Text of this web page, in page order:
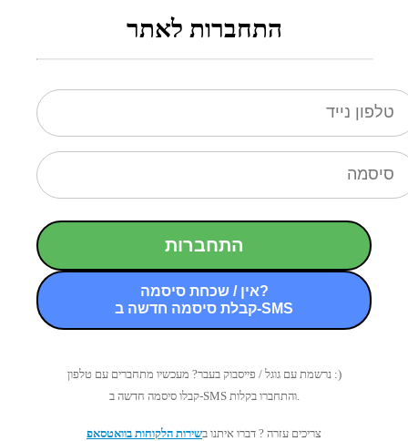
התחברות לאתר
התחברות
אין / שכחת סיסמה?
קבלת סיסמה חדשה ב-SMS
נרשמת עם גוגל / פייסבוק בעבר? מעכשיו מתחברים עם טלפון :)
קבלו סיסמה חדשה ב-SMS והתחברו בקלות.
צריכים עזרה ? דברו איתנו בשירות הלקוחות בוואטסאפ